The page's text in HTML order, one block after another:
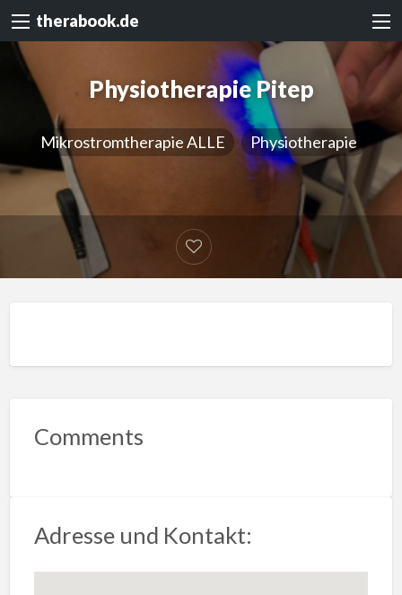
therabook.de
Physiotherapie Pitep
Mikrostromtherapie ALLE Physiotherapie
Comments
Adresse und Kontakt: